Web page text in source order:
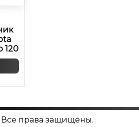
120
Все права защищены.